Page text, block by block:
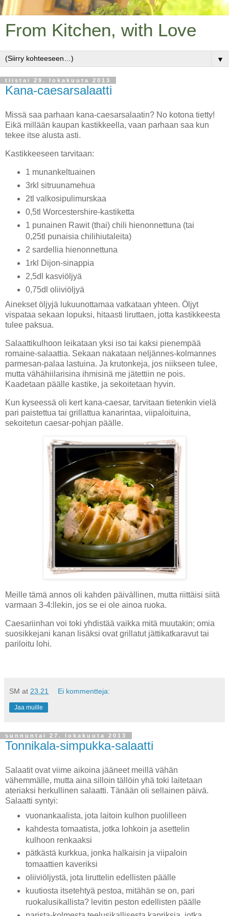
From Kitchen, with Love
▼
tiistai 29. lokakuuta 2013
Kana-caesarsalaatti
Missä saa parhaan kana-caesarsalaatin? No kotona tietty!
Eikä millään kaupan kastikkeella, vaan parhaan saa kun
tekee itse alusta asti.
Kastikkeeseen tarvitaan:
1 munankeltuainen
3rkl sitruunamehua
2tl valkosipulimurskaa
0,5tl Worcestershire-kastiketta
1 punainen Rawit (thai) chili hienonnettuna (tai
0,25tl punaisia chilihiutaleita)
2 sardellia hienonnettuna
1rkl Dijon-sinappia
2,5dl kasviöljyä
0,75dl oliiviöljyä
Ainekset öljyjä lukuunottamaa vatkataan yhteen. Öljyt
vispataa sekaan lopuksi, hitaasti liruttaen, jotta kastikkeesta
tulee paksua.
Salaattikulhoon leikataan yksi iso tai kaksi pienempää
romaine-salaattia. Sekaan nakataan neljännes-kolmannes
parmesan-palaa lastuina. Ja krutonkeja, jos niikseen tulee,
mutta vähähiilarisina ihmisinä me jätettiin ne pois.
Kaadetaan päälle kastike, ja sekoitetaan hyvin.
Kun kyseessä oli kert kana-caesar, tarvitaan tietenkin vielä
pari paistettua tai grillattua kanarintaa, viipaloituina,
sekoitetun caesar-pohjan päälle.
Meille tämä annos oli kahden päivällinen, mutta riittäisi siitä
varmaan 3-4:llekin, jos se ei ole ainoa ruoka.
Caesariinhan voi toki yhdistää vaikka mitä muutakin; omia
suosikkejani kanan lisäksi ovat grillatut jättikatkaravut tai
pariloitu lohi.
SM at 23.21 Ei kommentteja:
Jaa muille
sunnuntai 27. lokakuuta 2013
Tonnikala-simpukka-salaatti
Salaatit ovat viime aikoina jääneet meillä vähän
vähemmälle, mutta aina silloin tällöin yhä toki laitetaan
ateriaksi herkullinen salaatti. Tänään oli sellainen päivä.
Salaatti syntyi:
vuonankaalista, jota laitoin kulhon puolilleen
kahdesta tomaatista, jotka lohkoin ja asettelin
kulhoon renkaaksi
pätkästä kurkkua, jonka halkaisin ja viipaloin
tomaattien kaveriksi
oliiviöljystä, jota liruttelin edellisten päälle
kuutiosta itsetehtyä pestoa, mitähän se on, pari
ruokalusikallista? levitin peston edellisten päälle